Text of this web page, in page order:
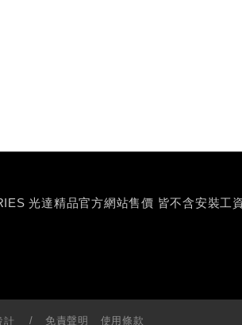
光達精品官方網站售價 皆不含安裝工
計 免責聲明 使用條款